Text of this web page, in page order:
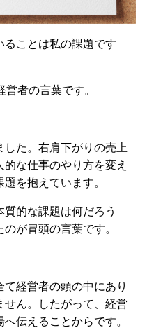
ることは私の課題です
者の言葉です。
た。右肩下がりの売上
な仕事のやり方を変え
を抱えています。
的な課題は何だろう
が冒頭の言葉です。
経営者の頭の中にあり
せん。したがって、経営
伝えることからです。